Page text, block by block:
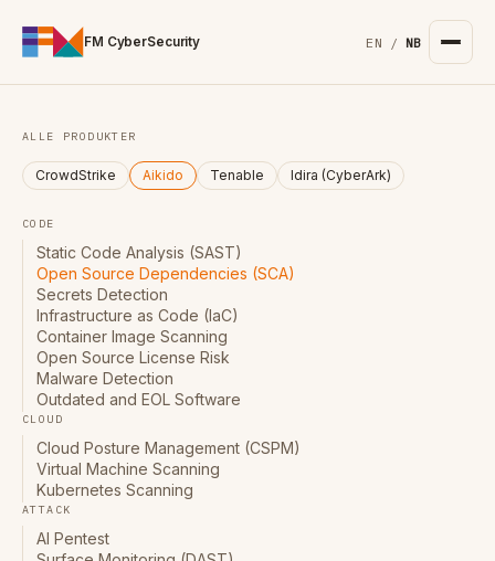
FM CyberSecurity EN / NB
ALLE PRODUKTER
CrowdStrike Aikido Tenable Idira (CyberArk)
CODE
Static Code Analysis (SAST)
Open Source Dependencies (SCA)
Secrets Detection
Infrastructure as Code (IaC)
Container Image Scanning
Open Source License Risk
Malware Detection
Outdated and EOL Software
CLOUD
Cloud Posture Management (CSPM)
Virtual Machine Scanning
Kubernetes Scanning
ATTACK
AI Pentest